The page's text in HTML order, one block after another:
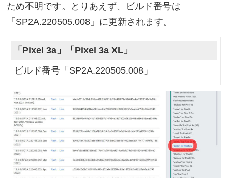
ため不明です。とりあえず、ビルド番号は
「SP2A.220505.008」に更新されます。
「Pixel 3a」「Pixel 3a XL」
ビルド番号「SP2A.220505.008」